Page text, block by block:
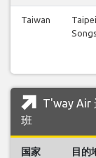
Taiwan
Taipei
T'way Air
班
国家 目的